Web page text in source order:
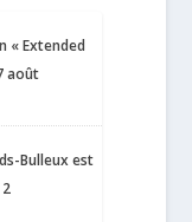
« Extended
août
Bulleux est